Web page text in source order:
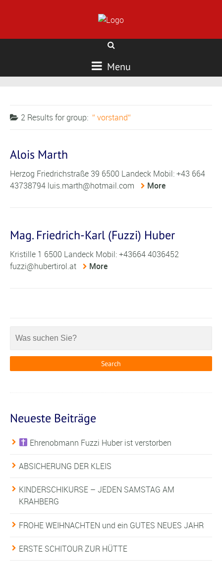
Menu
2 Results forgroup: vorstand
Alois Marth
Herzog Friedrichstraße 39 6500 Landeck Mobil: +43 664
43738794 luis.marth@hotmail.com
More
Mag. Friedrich-Karl (Fuzzi) Huber
Kristille 1 6500 Landeck Mobil: +43664 4036452
fuzzi@hubertirol.at
More
Neueste Beiträge
Ehrenobmann Fuzzi Huber ist verstorben
ABSICHERUNG DER KLEIS
KINDERSCHIKURSE – JEDEN SAMSTAG AM
KRAHBERG
FROHE WEIHNACHTEN und ein GUTES NEUES JAHR
ERSTE SCHITOUR ZUR HÜTTE